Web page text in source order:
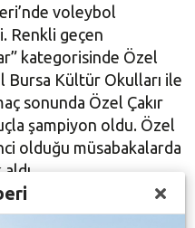
voleybol
Renkli geçen
kategorisinde Özel
Bursa Kültür Okulları ile
sonunda Özel Çakır
şampiyon oldu. Özel
olduğu müsabakalarda